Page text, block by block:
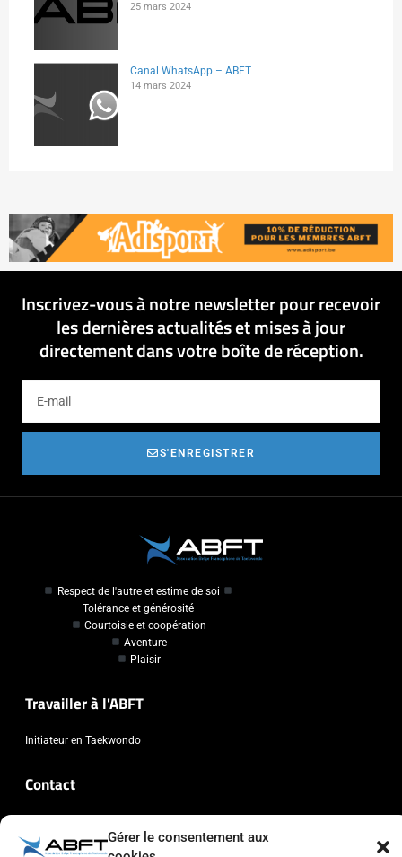
Gérer le consentement aux
25 mars 2024
Canal WhatsApp – ABFT
14 mars 2024
Inscrivez-vous à notre newsletter pour recevoir
les dernières actualités et mises à jour
directement dans votre boîte de réception.
S'ENREGISTRER
Respect de l'autre et estime de soi
Tolérance et générosité
Courtoisie et coopération
Aventure
Plaisir
Travailler à l'ABFT
Initiateur en Taekwondo
Contact
Chaussée de Wavre, 2057 - 1160 Auderghem